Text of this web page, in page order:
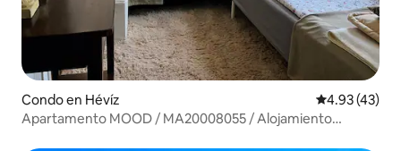
Condo en Hévíz Calificación
4.93 (43)
Apartamento MOOD / MA20008055 / Alojamiento